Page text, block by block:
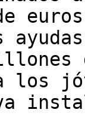
los